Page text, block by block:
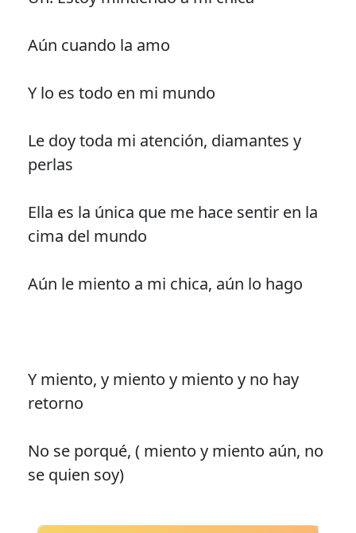
Aún cuando la amo
Y lo es todo en mi mundo
Le doy toda mi atención, diamantes y
perlas
Ella es la única que me hace sentir en la
cima del mundo
Aún le miento a mi chica, aún lo hago
Y miento, y miento y miento y no hay
retorno
No se porqué, ( miento y miento aún, no
se quien soy)